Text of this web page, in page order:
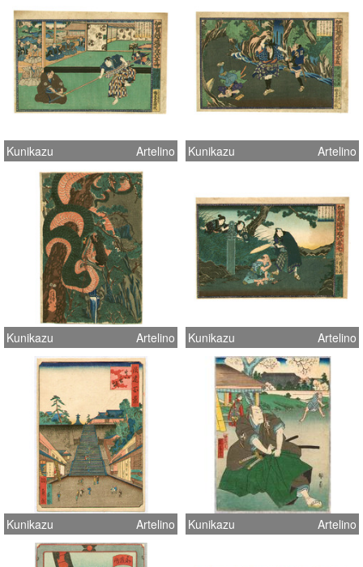
Kunikazu Artelino Kunikazu Artelino
Kunikazu Artelino Kunikazu Artelino
Kunikazu Artelino Kunikazu Artelino